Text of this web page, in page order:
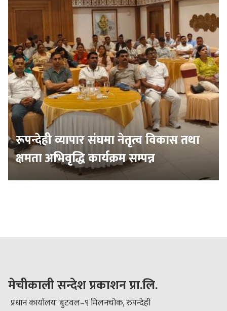
रूपन्देही व्यापार संघमा नेतृत्व विकास तथा
क्षमता अभिवृद्धि कार्यक्रम सम्पन्न
मेचीकाली सन्देश प्रकाशन प्रा.लि.
प्रधान कार्यालयः बुटवल–९ मिलनचोक, रुपन्देही